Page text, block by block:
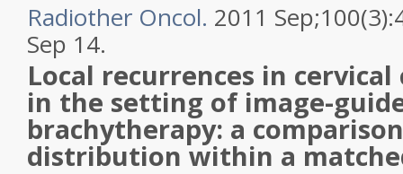
Radiother Oncol. 2011
Sep 14.
Local recurrences in
in the setting of image-
brachytherapy: a
distribution within a